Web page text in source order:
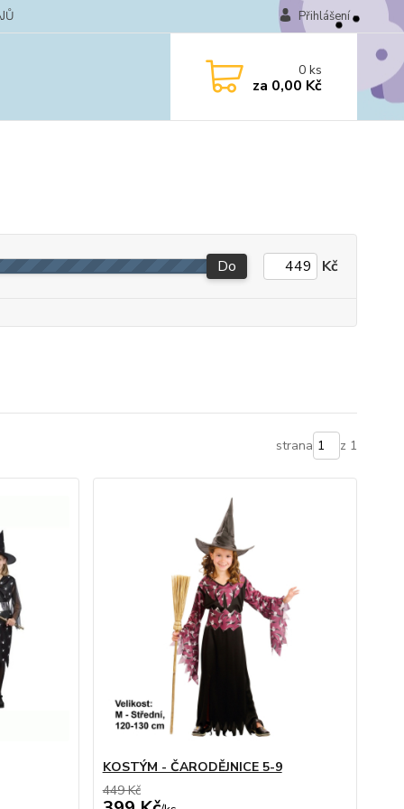
Přihlášení
0ks
za 0,00 Kč
Do Kč
strana z 1
KOSTÝM - ČARODĚJNICE 5-9
449 Kč